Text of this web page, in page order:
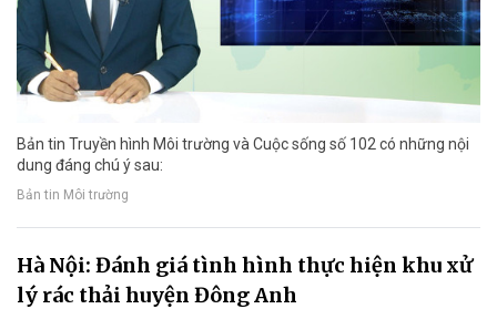
Bản tin Truyền hình Môi trường và Cuộc sống số 102 có những nội
dung đáng chú ý sau:
Bản tin Môi trường
Hà Nội: Đánh giá tình hình thực hiện khu xử
lý rác thải huyện Đông Anh